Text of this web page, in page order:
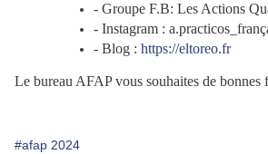
- Groupe F.B: Les Actions
- Instagram :
- Blog :https://eltoreo.fr
Le bureau AFAP vous souhaites de bonnes
#afap 2024